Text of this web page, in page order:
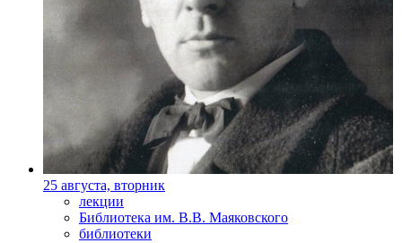
25 августа, вторник
лекции
Библиотека им. В.В. Маяковского
библиотеки